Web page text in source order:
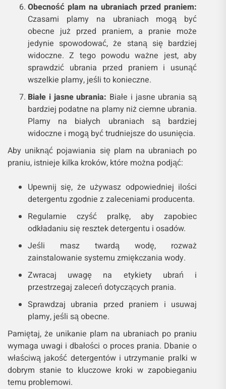
Obecność plam na ubraniach przed praniem:
Czasami plamy na ubraniach mogą być
obecne już przed praniem, a pranie może
jedynie spowodować, że staną się bardziej
widoczne. Z tego powodu ważne jest, aby
sprawdzić ubrania przed praniem i usunąć
wszelkie plamy, jeśli to konieczne.
Białe i jasne ubrania: Białe i jasne ubrania są
bardziej podatne na plamy niż ciemne ubrania.
Plamy na białych ubraniach są bardziej
widoczne i mogą być trudniejsze do usunięcia.
Aby uniknąć pojawiania się plam na ubraniach po
praniu, istnieje kilka kroków, które można podjąć:
Upewnij się, że używasz odpowiedniej ilości
detergentu zgodnie z zaleceniami producenta.
Regularnie czyść pralkę, aby zapobiec
odkładaniu się resztek detergentu i osadów.
Jeśli masz twardą wodę, rozważ
zainstalowanie systemu zmiękczania wody.
Zwracaj uwagę na etykiety ubrań i
przestrzegaj zaleceń dotyczących prania.
Sprawdzaj ubrania przed praniem i usuwaj
plamy, jeśli są obecne.
Pamiętaj, że unikanie plam na ubraniach po praniu
wymaga uwagi i dbałości o proces prania. Dbanie o
właściwą jakość detergentów i utrzymanie pralki w
dobrym stanie to kluczowe kroki w zapobieganiu
temu problemowi.